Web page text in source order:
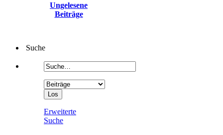
Ungelesene
Beiträge
Suche
Erweiterte
Suche